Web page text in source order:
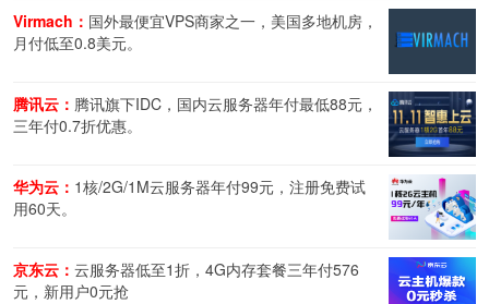
Virmach： 国外最便宜VPS商家之一，美国多地机房，
月付低至0.8美元。
腾讯云： 腾讯旗下IDC，国内云服务器年付最低88元，
三年付0.7折优惠。
华为云： 1核/2G/1M云服务器年付99元，注册免费试
用60天。
京东云： 云服务器低至1折，4G内存套餐三年付576
元，新用户0元抢